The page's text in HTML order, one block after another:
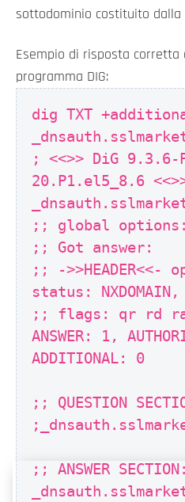
sottodominio costituito dalla
Esempio di risposta corretta
programma DIG:
dig TXT
; <<>> DiG 9.3.6-
20.P1.el5_8.6
;; global
;; Got answer:
;; ->>HEADER<<-
status:
;; flags: qr rd ra;
ANSWER: 1,
ADDITIONAL: 0
;; QUESTION
;; ANSWER SECTION: